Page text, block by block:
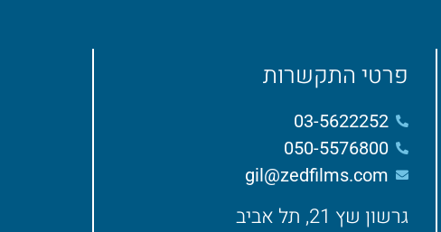
פרטי התקשרות
03-5622252
050-5576800​
gil@zedfilms.com
גרשון שץ 21, תל אביב